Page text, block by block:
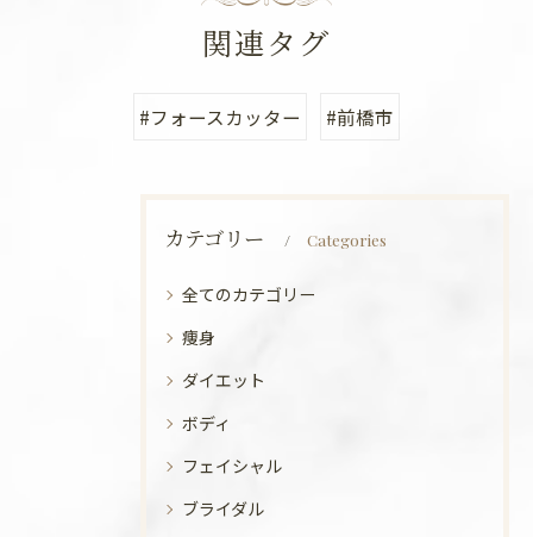
関連タグ
#フォースカッター #前橋市
カテゴリー Categories
全てのカテゴリー
痩身
ダイエット
ボディ
フェイシャル
ブライダル